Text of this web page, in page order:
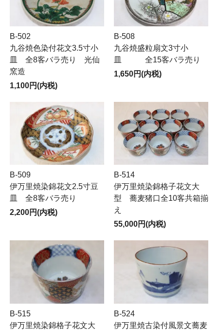
B-502
九谷焼色染付花文3.5寸小
皿 全8客バラ売り 光仙
窯造
1,100円(内税)
B-508
九谷焼盛粒扇文3寸小
皿 全15客バラ売り
1,650円(内税)
B-509
伊万里焼染錦花文2.5寸豆
皿 全8客バラ売り
2,200円(内税)
B-514
伊万里焼染錦格子花文大
型 蕎麦猪口全10客共箱揃
え
55,000円(内税)
B-515
伊万里焼染錦格子花文大
B-524
伊万里焼古染付風景文蕎麦